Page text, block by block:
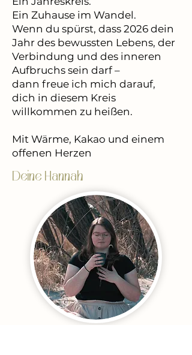
Ein Zuhause im Wandel.
Wenn du spürst, dass 2026 dein
Jahr des bewussten Lebens, der
Verbindung und des inneren
Aufbruchs sein darf –
dann freue ich mich darauf,
dich in diesem Kreis
willkommen zu heißen.
Mit Wärme, Kakao und einem
offenen Herzen
Deine Hannah